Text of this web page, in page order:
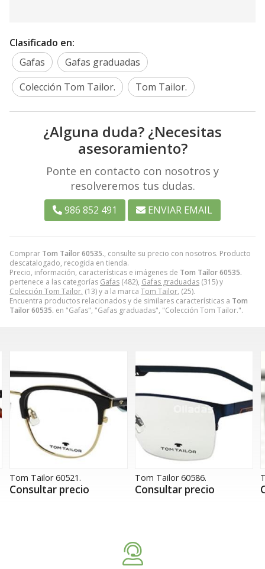
Comprar Tom Tailor 60535., consulte su precio con nosotros. Producto
descatalogado, recogida en tienda.
Precio, información, características e imágenes de Tom Tailor 60535.
pertenece a las categorías Gafas (482), Gafas graduadas (315) y
Colección Tom Tailor. (13) y a la marca Tom Tailor. (25).
Encuentra productos relacionados y de similares características a Tom
Tailor 60535. en "Gafas", "Gafas graduadas", "Colección Tom Tailor.".
Clasificado en:
Gafas
Gafas graduadas
Colección Tom Tailor.
Tom Tailor.
¿Alguna duda? ¿Necesitas
asesoramiento?
Ponte en contacto con nosotros y
resolveremos tus dudas.
986 852 491 ENVIAR EMAIL
Tom Tailor 60586.
Consultar precio
Tom Tailor 60607.
Consultar precio